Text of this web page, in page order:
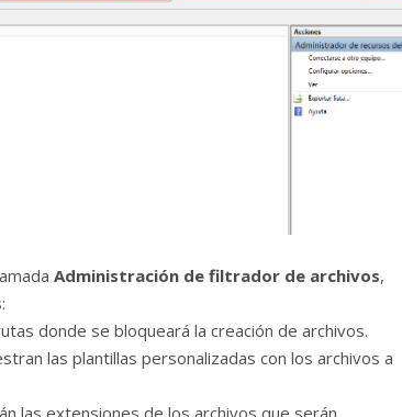
Administración de filtrador de archivos,
donde se bloqueará la creación de archivos.
las plantillas personalizadas con los archivos a